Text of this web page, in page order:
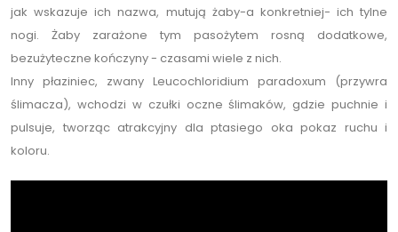
jak wskazuje ich nazwa, mutują żaby-a konkretniej- ich tylne
nogi. Żaby zarażone tym pasożytem rosną dodatkowe,
bezużyteczne kończyny - czasami wiele z nich.
Inny płaziniec, zwany Leucochloridium paradoxum (przywra
ślimacza), wchodzi w czułki oczne ślimaków, gdzie puchnie i
pulsuje, tworząc atrakcyjny dla ptasiego oka pokaz ruchu i
koloru.